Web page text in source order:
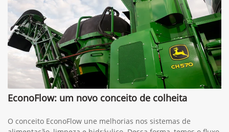
EconoFlow: um novo conceito de colheita
O conceito EconoFlow une melhorias nos sistemas de